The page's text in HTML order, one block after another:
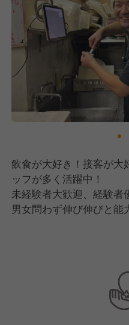
●いずれ他社へと転職し
く環境
⇒ビジネスの基礎用語や
ど
他社では学べないスキル
けています
・赤坂元気(仮)
・Crab Shrimp and
（クラブ シュリンプ ア
・牡蠣と和牛の奴隷
・大衆サカバ 牡蠣る。
飲食が大好き！接客が大
ッフが多く活躍中！
未経験者大歓迎、経験者
男女問わず伸び伸びと能
業界内での勝ち抜き方
身につけていただける
意欲的に取り組める仲間